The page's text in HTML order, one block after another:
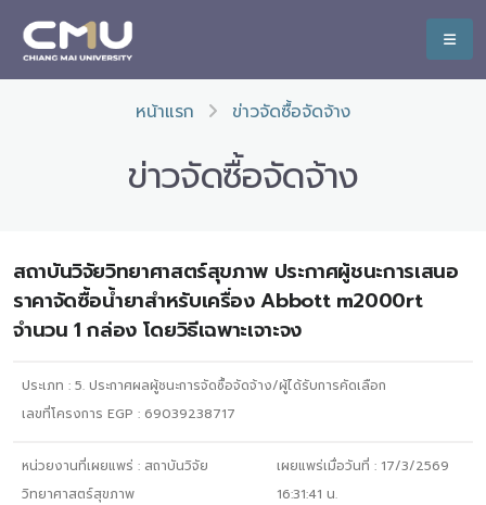
หน้าแรก ข่าวจัดซื้อจัดจ้าง
ข่าวจัดซื้อจัดจ้าง
สถาบันวิจัยวิทยาศาสตร์สุขภาพ ประกาศผู้ชนะการเสนอ
ราคาจัดซื้อน้ำยาสำหรับเครื่อง Abbott m2000rt
จำนวน 1 กล่อง โดยวิธีเฉพาะเจาะจง
ประเภท : 5. ประกาศผลผู้ชนะการจัดซื้อจัดจ้าง/ผู้ได้รับการคัดเลือก
เลขที่โครงการ EGP : 69039238717
หน่วยงานที่เผยแพร่ : สถาบันวิจัย
วิทยาศาสตร์สุขภาพ
เผยแพร่เมื่อวันที่ : 17/3/2569
16:31:41 น.